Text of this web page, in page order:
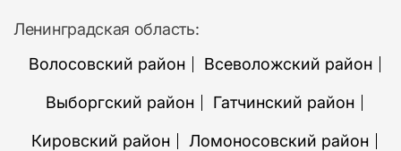
Ленинградская область:
Волосовский район
Всеволожский район
Выборгский район Гатчинский район
Кировский район Ломоносовский район